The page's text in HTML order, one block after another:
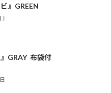
』GREEN
』GRAY 布袋付